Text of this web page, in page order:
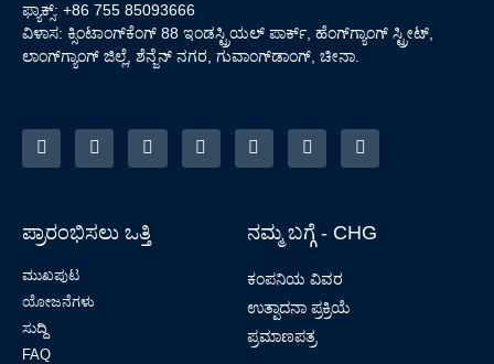
ಫ್ಯಾಕ್ಸ್: +86 755 85093666
ವಿಳಾಸ: ಕ್ಸಿಂಟಾಂಗ್‌ಕೆಂಗ್ 88 ಇಂಡಸ್ಟ್ರಿಯಲ್ ಪಾರ್ಕ್, ಹೆಂಗ್‌ಗ್ಯಾಂಗ್ ಸ್ಟ್ರೀಟ್,
ಲಾಂಗ್‌ಗ್ಯಾಂಗ್ ಜಿಲ್ಲೆ, ಶೆನ್ಜೆನ್ ನಗರ, ಗುವಾಂಗ್‌ಡಾಂಗ್, ಚೀನಾ.
ಪ್ರಾರಂಭಿಸಲು ಒತ್ತಿ
ಮುಖಪುಟ
ಯೋಜನೆಗಳು
ಸುದ್ದಿ
FAQ
ನಮ್ಮ ಬಗ್ಗೆ - CHG
ಕಂಪನಿಯ ವಿವರ
ಉತ್ಪಾದನಾ ಪ್ರಕ್ರಿಯೆ
ಪ್ರಮಾಣಪತ್ರ